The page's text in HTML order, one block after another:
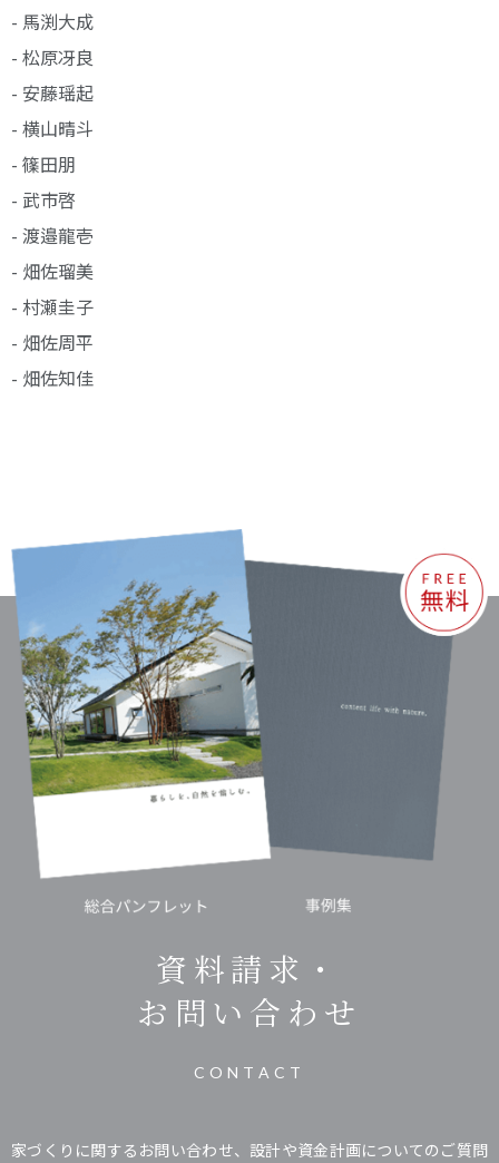
- 馬渕大成
- 松原冴良
- 安藤瑶起
- 横山晴斗
- 篠田朋
- 武市啓
- 渡邉龍壱
- 畑佐瑠美
- 村瀬圭子
- 畑佐周平
- 畑佐知佳
資料請求・
お問い合わせ
CONTACT
家づくりに関するお問い合わせ、設計や資金計画についてのご質問